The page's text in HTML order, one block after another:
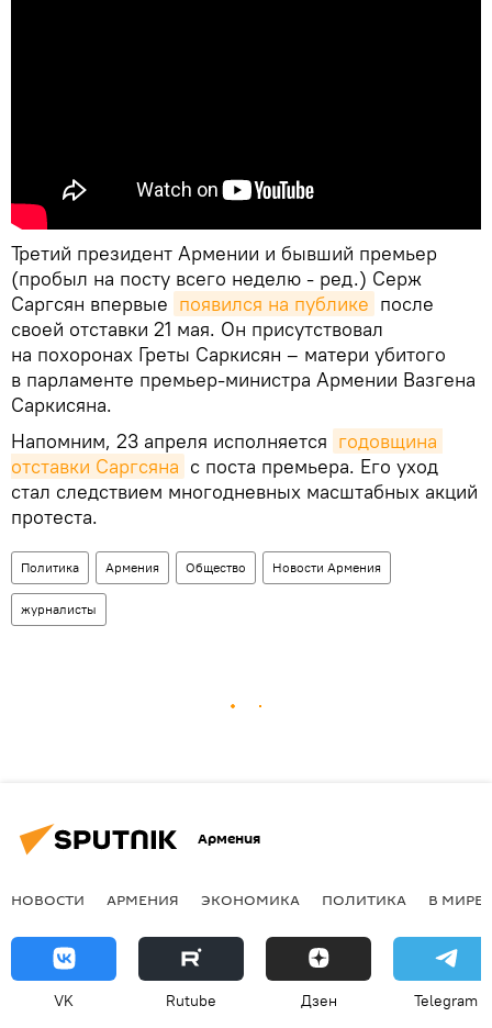
Третий президент Армении и бывший премьер
(пробыл на посту всего неделю - ред.) Серж
Саргсян впервые появился на публике после
своей отставки 21 мая. Он присутствовал
на похоронах Греты Саркисян – матери убитого
в парламенте премьер-министра Армении Вазгена
Саркисяна.
Напомним, 23 апреля исполняется годовщина
отставки Саргсяна с поста премьера. Его уход
стал следствием многодневных масштабных акций
протеста.
Политика Армения Общество Новости Армения
журналисты
Армения
НОВОСТИ АРМЕНИЯ ЭКОНОМИКА ПОЛИТИКА В МИРЕ
VK Rutube Дзен Telegram